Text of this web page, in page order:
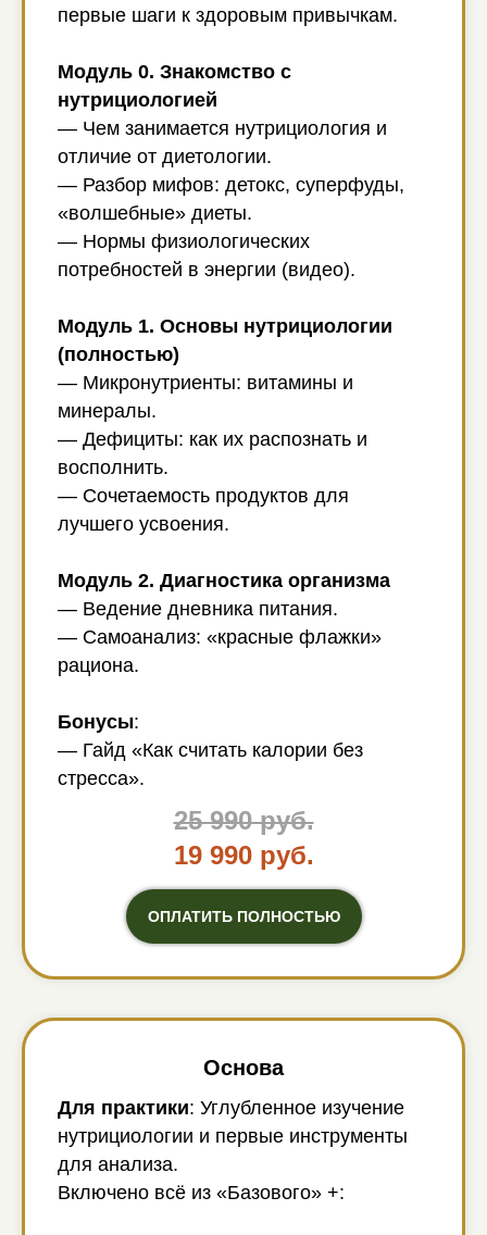
первые шаги к здоровым привычкам.
Модуль 0. Знакомство с
нутрициологией
— Чем занимается нутрициология и
отличие от диетологии.
— Разбор мифов: детокс, суперфуды,
«волшебные» диеты.
— Нормы физиологических
потребностей в энергии (видео).
Модуль 1. Основы нутрициологии
(полностью)
— Микронутриенты: витамины и
минералы.
— Дефициты: как их распознать и
восполнить.
— Сочетаемость продуктов для
лучшего усвоения.
Модуль 2. Диагностика организма
— Ведение дневника питания.
— Самоанализ: «красные флажки»
рациона.
Бонусы:
— Гайд «Как считать калории без
стресса».
25 990 руб.
19 990 руб.
ОПЛАТИТЬ ПОЛНОСТЬЮ
Основа
Для практики: Углубленное изучение
нутрициологии и первые инструменты
для анализа.
Включено всё из «Базового» +: